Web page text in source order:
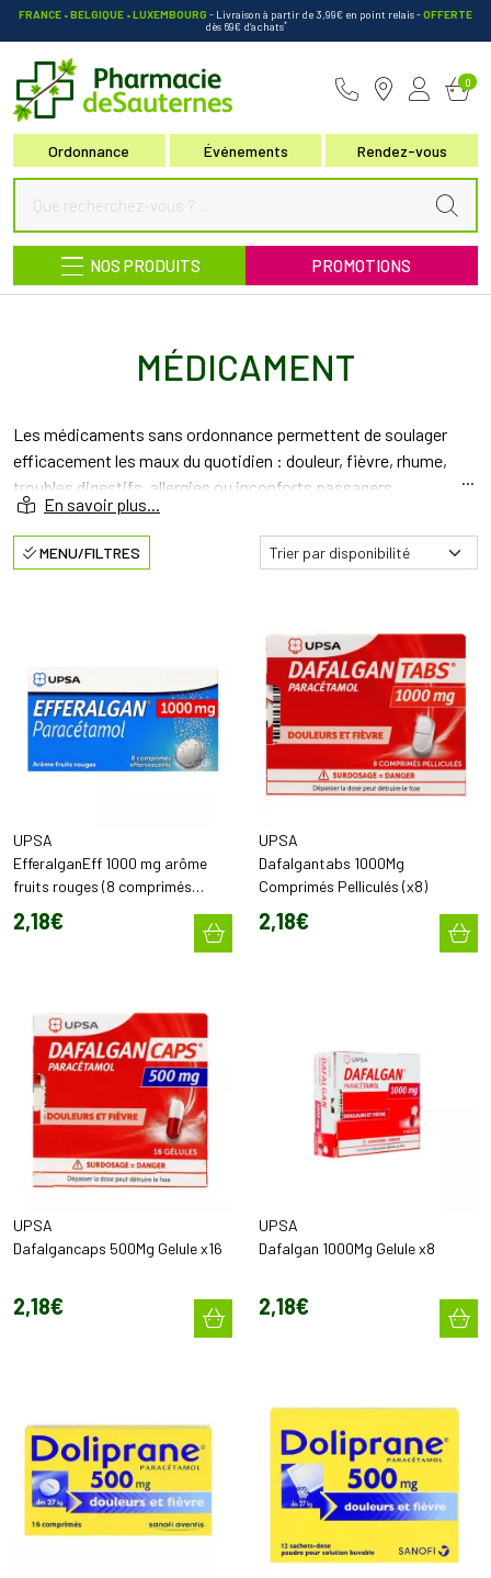
FRANCE • BELGIQUE • LUXEMBOURG - Livraison à partir de 3,99€ en point relais-OFFERTE
dès 69€ d’achats*
Ordonnance Événements Rendez-vous
0
NOS PRODUITS PROMOTIONS
MÉDICAMENT
Les médicaments sans ordonnance permettent de soulager
efficacement les maux du quotidien : douleur, fièvre, rhume,
troubles digestifs, allergies ou inconforts passagers.
La Pharmacie de Sauternes propose une sélection de
médicaments disponibles en ligne, dans le respect de la
Chaque produit est choisi avec rigueur afin de garantir qualité,
sécurité et bon usage. Il est essentiel de respecter les
indications, les doses recommandées et les précautions
d’emploi mentionnées dans la notice.
En cas de doute, de symptômes persistants ou de traitement
en cours, il est recommandé de demander conseil à un
notre
formulaire de contact
MENU/FILTRES
UPSA
EfferalganEff 1000 mg arôme
fruits rouges (8 comprimés
effervescents)
2,18€
UPSA
Dafalgantabs 1000Mg
Comprimés Pelliculés (x8)
2,18€
UPSA
Dafalgancaps 500Mg Gelule x16
2,18€
UPSA
Dafalgan 1000Mg Gelule x8
2,18€